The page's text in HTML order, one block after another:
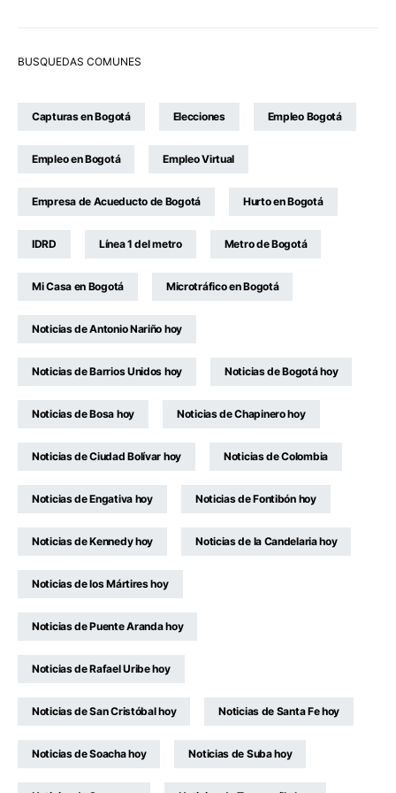
BUSQUEDAS COMUNES
Capturas en Bogotá Elecciones Empleo Bogotá
Empleo en Bogotá Empleo Virtual
Empresa de Acueducto de Bogotá Hurto en Bogotá
IDRD Línea 1 del metro Metro de Bogotá
Mi Casa en Bogotá Microtráfico en Bogotá
Noticias de Antonio Nariño hoy
Noticias de Barrios Unidos hoy Noticias de Bogotá hoy
Noticias de Bosa hoy Noticias de Chapinero hoy
Noticias de Ciudad Bolívar hoy Noticias de Colombia
Noticias de Engativa hoy Noticias de Fontibón hoy
Noticias de Kennedy hoy Noticias de la Candelaria hoy
Noticias de los Mártires hoy
Noticias de Puente Aranda hoy
Noticias de Rafael Uribe hoy
Noticias de San Cristóbal hoy Noticias de Santa Fe hoy
Noticias de Soacha hoy Noticias de Suba hoy